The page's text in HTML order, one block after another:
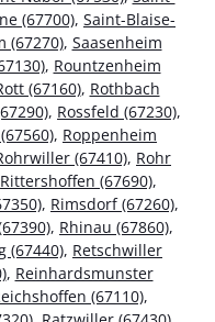
(67700), Saint-Blaise-
(67270), Saasenheim
, Rountzenheim
(67160), Rothbach
, Rossfeld (67230),
, Roppenheim
(67410), Rohr
Rittershoffen (67690),
, Rimsdorf (67260),
, Rhinau (67860),
(67440), Retschwiller
, Reinhardsmunster
(67110),